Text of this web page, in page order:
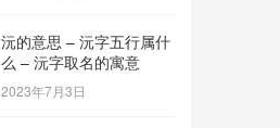
沅的意思 – 沅字五行属什
么 – 沅字取名的寓意
2023年7月3日